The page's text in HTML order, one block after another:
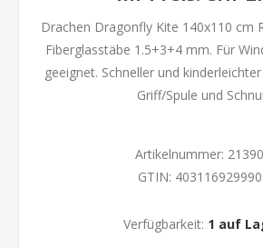
Drachen Dragonfly Kite 140x110 cm
Fiberglasstäbe 1.5+3+4 mm. Für
geeignet. Schneller und
Griff/Spule und
Artikelnummer:
GTIN:
Verfügbarkeit: 1 auf